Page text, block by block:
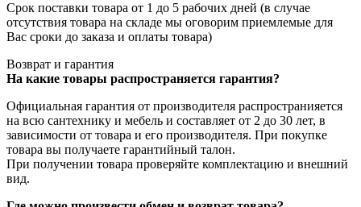
Срок поставки товара от 1 до 5 рабочих дней (в случае
отсутствия товара на складе мы оговорим приемлемые для
Вас сроки до заказа и оплаты товара)
Возврат и гарантия
На какие товары распространяется гарантия?
Официальная гарантия от производителя распространияется
на всю сантехнику и мебель и составляет от 2 до 30 лет, в
зависимости от товара и его производителя. При покупке
товара вы получаете гарантийный талон.
При получении товара проверяйте комплектацию и внешний
вид.